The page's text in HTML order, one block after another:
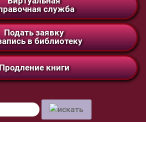
служба
Подать заявку
в библиотеку
книги